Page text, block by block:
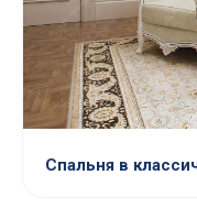
Спальня в